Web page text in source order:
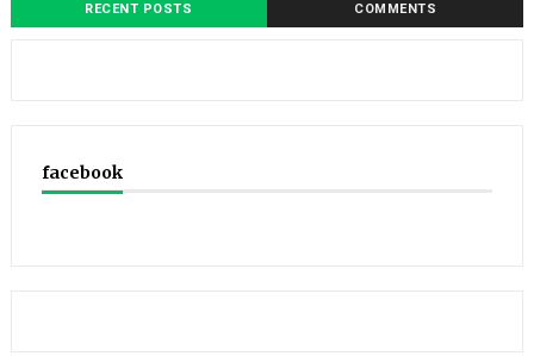
RECENT POSTS COMMENTS
facebook